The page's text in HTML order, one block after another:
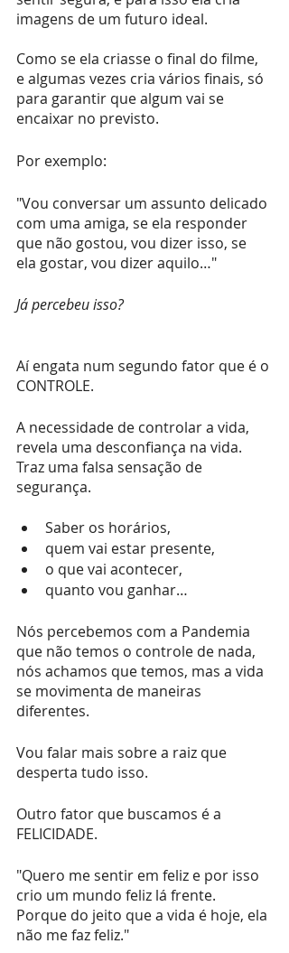
imagens de um futuro ideal.
Como se ela criasse o final do filme,
e algumas vezes cria vários finais, só
para garantir que algum vai se
encaixar no previsto.
Por exemplo:
"Vou conversar um assunto delicado
com uma amiga, se ela responder
que não gostou, vou dizer isso, se
ela gostar, vou dizer aquilo…"
Já percebeu isso?
Aí engata num segundo fator que é o
CONTROLE.
A necessidade de controlar a vida,
revela uma desconfiança na vida.
Traz uma falsa sensação de
segurança.
Saber os horários,
quem vai estar presente,
o que vai acontecer,
quanto vou ganhar…
Nós percebemos com a Pandemia
que não temos o controle de nada,
nós achamos que temos, mas a vida
se movimenta de maneiras
diferentes.
Vou falar mais sobre a raiz que
desperta tudo isso.
Outro fator que buscamos é a
FELICIDADE.
"Quero me sentir em feliz e por isso
crio um mundo feliz lá frente.
Porque do jeito que a vida é hoje, ela
não me faz feliz."